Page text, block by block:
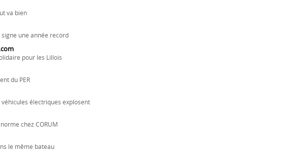
va bien
une année record
pour les Lillois
du PER
électriques explosent
chez CORUM
le même bateau